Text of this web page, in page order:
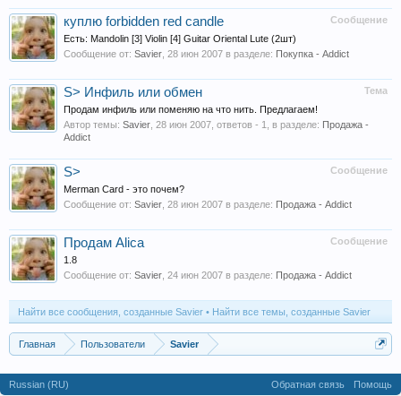
Сообщение
куплю forbidden red candle
Есть: Mandolin [3] Violin [4] Guitar Oriental Lute (2шт)
Сообщение от: Savier 28 июн 2007 в разделе: Покупка - Addict
Тема
S> Инфиль или обмен
Продам инфиль или поменяю на что нить. Предлагаем!
Автор темы: Savier 28 июн 2007 , ответов - 1, в разделе: Продажа -
Addict
Сообщение
S>
Merman Card - это почем?
Сообщение от: Savier 28 июн 2007 в разделе: Продажа - Addict
Сообщение
Продам Alica
1.8
Сообщение от: Savier 24 июн 2007 в разделе: Продажа - Addict
Найти все сообщения, созданные Savier Найти все темы, созданные Savier
Главная Пользователи Savier
Russian (RU) Обратная связь Помощь